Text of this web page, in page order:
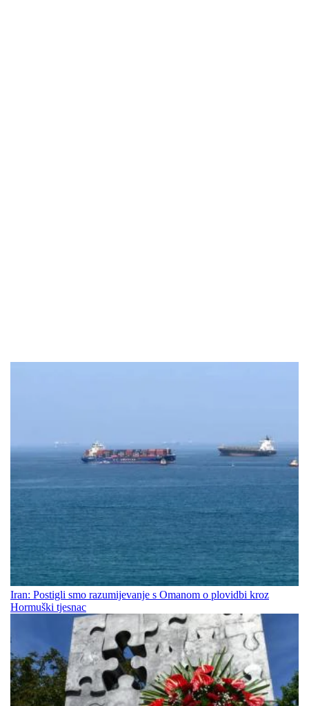
Iran: Postigli smo razumijevanje s Omanom o plovidbi kroz
Hormuški tjesnac